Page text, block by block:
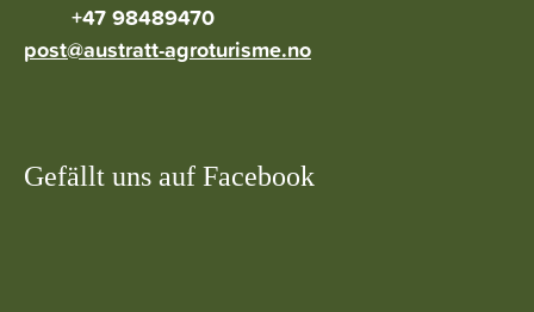
+47 98489470
post@austratt-agroturisme.no
Gefällt uns auf Facebook